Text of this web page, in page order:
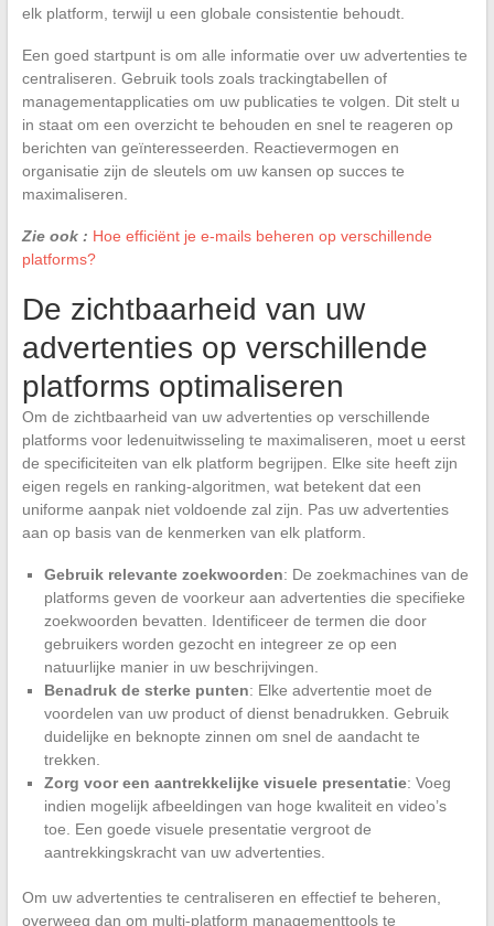
elk platform, terwijl u een globale consistentie behoudt.
Een goed startpunt is om alle informatie over uw advertenties te
centraliseren. Gebruik tools zoals trackingtabellen of
managementapplicaties om uw publicaties te volgen. Dit stelt u
in staat om een overzicht te behouden en snel te reageren op
berichten van geïnteresseerden. Reactievermogen en
organisatie zijn de sleutels om uw kansen op succes te
maximaliseren.
Zie ook : Hoe efficiënt je e-mails beheren op verschillende
platforms?
De zichtbaarheid van uw
advertenties op verschillende
platforms optimaliseren
Om de zichtbaarheid van uw advertenties op verschillende
platforms voor ledenuitwisseling te maximaliseren, moet u eerst
de specificiteiten van elk platform begrijpen. Elke site heeft zijn
eigen regels en ranking-algoritmen, wat betekent dat een
uniforme aanpak niet voldoende zal zijn. Pas uw advertenties
aan op basis van de kenmerken van elk platform.
Gebruik relevante zoekwoorden: De zoekmachines van de
platforms geven de voorkeur aan advertenties die specifieke
zoekwoorden bevatten. Identificeer de termen die door
gebruikers worden gezocht en integreer ze op een
natuurlijke manier in uw beschrijvingen.
Benadruk de sterke punten: Elke advertentie moet de
voordelen van uw product of dienst benadrukken. Gebruik
duidelijke en beknopte zinnen om snel de aandacht te
trekken.
Zorg voor een aantrekkelijke visuele presentatie: Voeg
indien mogelijk afbeeldingen van hoge kwaliteit en video’s
toe. Een goede visuele presentatie vergroot de
aantrekkingskracht van uw advertenties.
Om uw advertenties te centraliseren en effectief te beheren,
overweeg dan om multi-platform managementtools te